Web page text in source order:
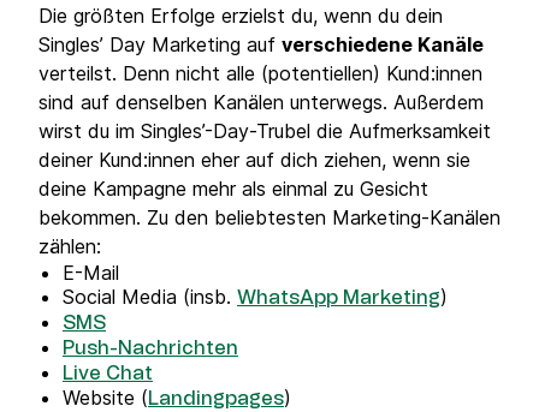
Die größten Erfolge erzielst du, wenn du dein
Singles’ Day Marketing auf verschiedene Kanäle
verteilst. Denn nicht alle (potentiellen) Kund:innen
sind auf denselben Kanälen unterwegs. Außerdem
wirst du im Singles’-Day-Trubel die Aufmerksamkeit
deiner Kund:innen eher auf dich ziehen, wenn sie
deine Kampagne mehr als einmal zu Gesicht
bekommen. Zu den beliebtesten Marketing-Kanälen
zählen:
E-Mail
Social Media (insb. WhatsApp Marketing)
SMS
Push-Nachrichten
Live Chat
Website (Landingpages)